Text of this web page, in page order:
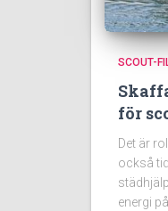
SCOUT-
för
Det är
också
energi